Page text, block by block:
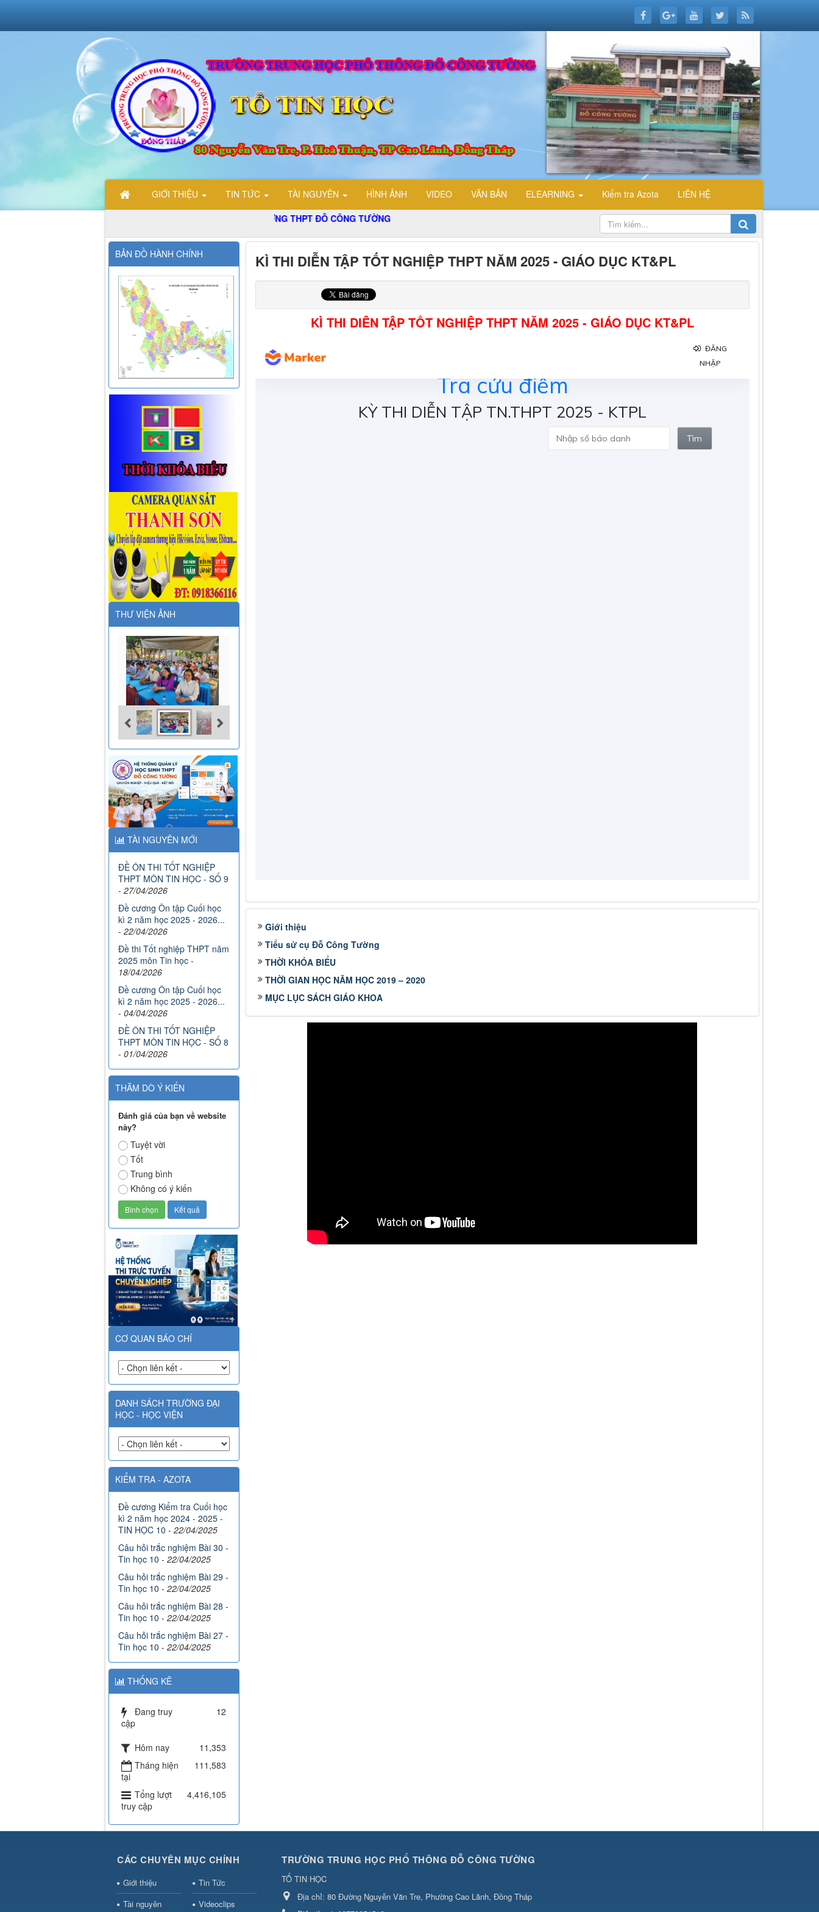
GIỚI THIỆU TIN TỨC TÀI NGUYÊN HÌNH ẢNH VIDEO VĂN BẢN ELEARNING Kiểm tra Azota
LIÊN HỆ
VỚI TRANG THÔNG TIN ĐIỆN TỬ TỔ TIN HỌC TRƯỜNG THPT ĐỖ CÔNG TƯỜNG
KÌ THI DIỄN TẬP TỐT NGHIỆP THPT NĂM 2025 - GIÁO DỤC KT&PL
KÌ THI DIỄN TẬP TỐT NGHIỆP THPT NĂM 2025 - GIÁO DỤC KT&PL
Giới thiệu
Tiểu sử cụ Đỗ Công Tường
THỜI KHÓA BIỂU
THỜI GIAN HỌC NĂM HỌC 2019 – 2020
MỤC LỤC SÁCH GIÁO KHOA
BẢN ĐỒ HÀNH CHÍNH
THƯ VIỆN ẢNH
TÀI NGUYÊN MỚI
ĐỀ ÔN THI TỐT NGHIỆP
THPT MÔN TIN HỌC - SỐ 9
- 27/04/2026
Đề cương Ôn tập Cuối học
kì 2 năm học 2025 - 2026...
- 22/04/2026
Đề thi Tốt nghiệp THPT năm
2025 môn Tin học -
18/04/2026
Đề cương Ôn tập Cuối học
kì 2 năm học 2025 - 2026...
- 04/04/2026
ĐỀ ÔN THI TỐT NGHIỆP
THPT MÔN TIN HỌC - SỐ 8
- 01/04/2026
THĂM DÒ Ý KIẾN
Đánh giá của bạn về website
này?
Tuyệt vời
Tốt
Trung bình
Không có ý kiến
CƠ QUAN BÁO CHÍ
DANH SÁCH TRƯỜNG ĐẠI
HỌC - HỌC VIỆN
KIỂM TRA - AZOTA
Đề cương Kiểm tra Cuối học
kì 2 năm học 2024 - 2025 -
TIN HỌC 10 - 22/04/2025
Câu hỏi trắc nghiệm Bài 30 -
Tin học 10 - 22/04/2025
Câu hỏi trắc nghiệm Bài 29 -
Tin học 10 - 22/04/2025
Câu hỏi trắc nghiệm Bài 28 -
Tin học 10 - 22/04/2025
Câu hỏi trắc nghiệm Bài 27 -
Tin học 10 - 22/04/2025
THỐNG KÊ
Đang truy
cập
12
Hôm nay
11,353
Tháng hiện
tại
111,583
Tổng lượt
truy cập
4,416,105
CÁC CHUYÊN MỤC CHÍNH
Giới thiệu
Tin Tức
Tài nguyên
Videoclips
TRƯỜNG TRUNG HỌC PHỔ THÔNG ĐỖ CÔNG TƯỜNG
TỔ TIN HỌC
Địa chỉ: 80 Đường Nguyễn Văn Tre, Phường Cao Lãnh, Đồng Tháp